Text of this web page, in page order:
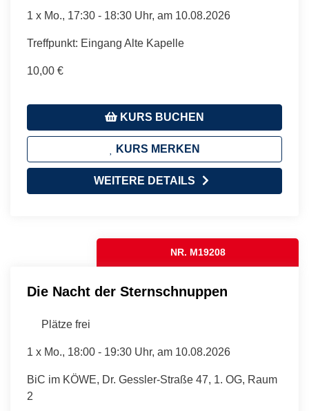
1 x Mo., 17:30 - 18:30 Uhr, am 10.08.2026
Treffpunkt: Eingang Alte Kapelle
10,00 €
KURS BUCHEN
KURS MERKEN
WEITERE DETAILS
NR. M19208
Die Nacht der Sternschnuppen
Plätze frei
1 x Mo., 18:00 - 19:30 Uhr, am 10.08.2026
BiC im KÖWE, Dr. Gessler-Straße 47, 1. OG, Raum
2